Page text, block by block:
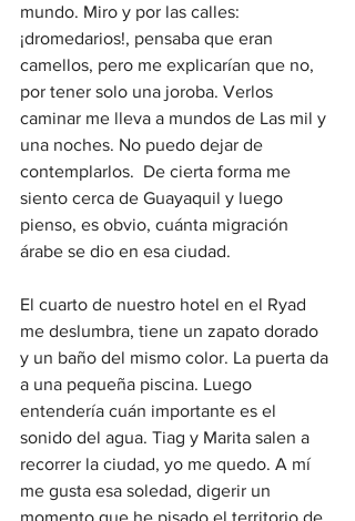
mundo. Miro y por las calles:
¡dromedarios!, pensaba que eran
camellos, pero me explicarían que no,
por tener solo una joroba. Verlos
caminar me lleva a mundos de Las mil y
una noches. No puedo dejar de
contemplarlos.  De cierta forma me
siento cerca de Guayaquil y luego
pienso, es obvio, cuánta migración
árabe se dio en esa ciudad.
El cuarto de nuestro hotel en el Ryad
me deslumbra, tiene un zapato dorado
y un baño del mismo color. La puerta da
a una pequeña piscina. Luego
entendería cuán importante es el
sonido del agua. Tiag y Marita salen a
recorrer la ciudad, yo me quedo. A mí
me gusta esa soledad, digerir un
momento que he pisado el territorio de